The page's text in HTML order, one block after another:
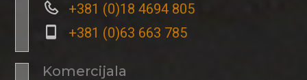
+381 (0)18 4694 805
+381 (0)63 663 785
Komercijala